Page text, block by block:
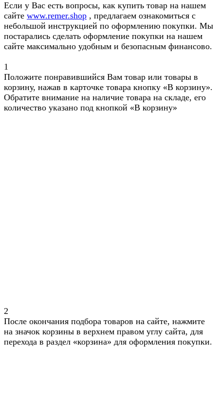
Если у Вас есть вопросы, как купить товар на нашем
сайте www.remer.shop , предлагаем ознакомиться с
небольшой инструкцией по оформлению покупки. Мы
постарались сделать оформление покупки на нашем
сайте максимально удобным и безопасным финансово.
1
Положите понравившийся Вам товар или товары в
корзину, нажав в карточке товара кнопку «В корзину».
Обратите внимание на наличие товара на складе, его
количество указано под кнопкой «В корзину»
2
После окончания подбора товаров на сайте, нажмите
на значок корзины в верхнем правом углу сайта, для
перехода в раздел «корзина» для оформления покупки.